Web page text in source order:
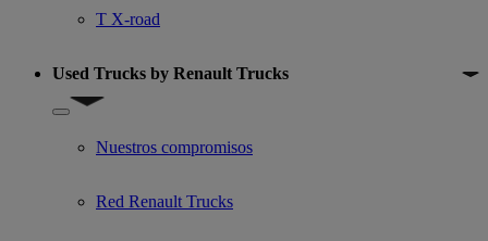
T X-road
Used Trucks by Renault Trucks
Show submenu for Used Trucks by Renault Trucks
Nuestros compromisos
Red Renault Trucks